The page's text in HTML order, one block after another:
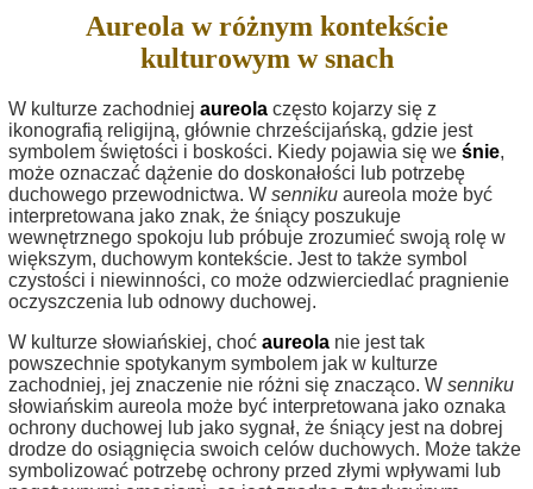
Aureola w różnym kontekście
kulturowym w snach
W kulturze zachodniej aureola często kojarzy się z
ikonografią religijną, głównie chrześcijańską, gdzie jest
symbolem świętości i boskości. Kiedy pojawia się we śnie,
może oznaczać dążenie do doskonałości lub potrzebę
duchowego przewodnictwa. W senniku aureola może być
interpretowana jako znak, że śniący poszukuje
wewnętrznego spokoju lub próbuje zrozumieć swoją rolę w
większym, duchowym kontekście. Jest to także symbol
czystości i niewinności, co może odzwierciedlać pragnienie
oczyszczenia lub odnowy duchowej.
W kulturze słowiańskiej, choć aureola nie jest tak
powszechnie spotykanym symbolem jak w kulturze
zachodniej, jej znaczenie nie różni się znacząco. W senniku
słowiańskim aureola może być interpretowana jako oznaka
ochrony duchowej lub jako sygnał, że śniący jest na dobrej
drodze do osiągnięcia swoich celów duchowych. Może także
symbolizować potrzebę ochrony przed złymi wpływami lub